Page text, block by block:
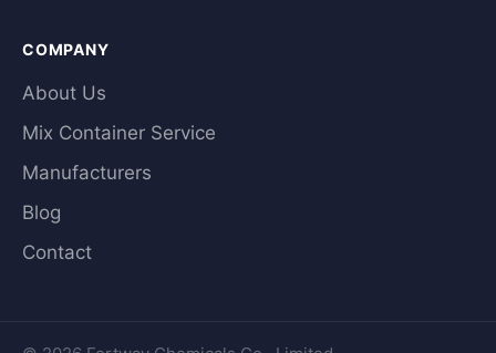
COMPANY
About Us
Mix Container Service
Manufacturers
Blog
Contact